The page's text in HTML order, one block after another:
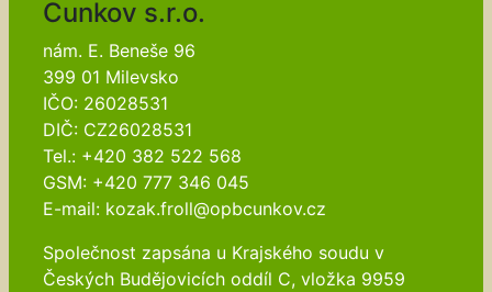
Cunkov s.r.o.
nám. E. Beneše 96
399 01 Milevsko
IČO: 26028531
DIČ: CZ26028531
Tel.: +420 382 522 568
GSM: +420 777 346 045
E-mail: kozak.froll@opbcunkov.cz
Společnost zapsána u Krajského soudu v
Českých Budějovicích oddíl C, vložka 9959